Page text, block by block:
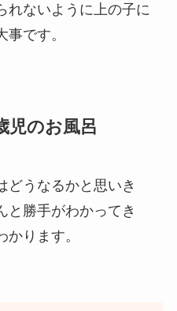
れないように上の子に
です。
児のお風呂
どうなるかと思いき
と勝手がわかってき
ります。